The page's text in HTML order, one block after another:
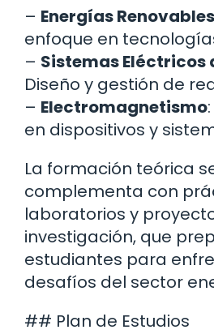
– Energías Renovables
enfoque en
– Sistemas Eléctricos
Diseño y gestión de
– Electromagnetismo
en dispositivos y
La formación teórica
complementa con
laboratorios y
investigación, que
estudiantes para
desafíos del sector
## Plan de Estudios